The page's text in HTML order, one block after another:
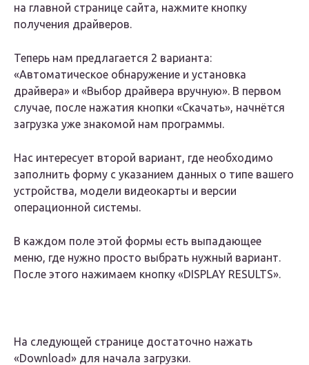
на главной странице сайта, нажмите кнопку
получения драйверов.
Теперь нам предлагается 2 варианта:
«Автоматическое обнаружение и установка
драйвера» и «Выбор драйвера вручную». В первом
случае, после нажатия кнопки «Скачать», начнётся
загрузка уже знакомой нам программы.
Нас интересует второй вариант, где необходимо
заполнить форму с указанием данных о типе вашего
устройства, модели видеокарты и версии
операционной системы.
В каждом поле этой формы есть выпадающее
меню, где нужно просто выбрать нужный вариант.
После этого нажимаем кнопку «DISPLAY RESULTS».
На следующей странице достаточно нажать
«Download» для начала загрузки.